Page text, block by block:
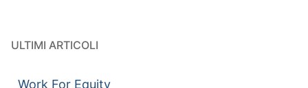
ULTIMI ARTICOLI
Work For Equity